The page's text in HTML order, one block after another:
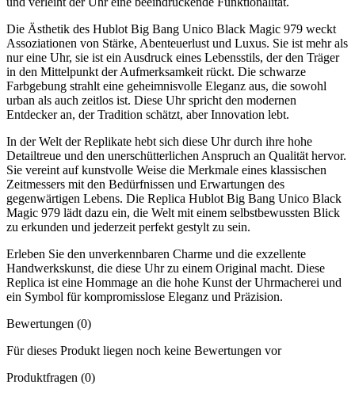
Die Ästhetik des Hublot Big Bang Unico Black Magic 979 weckt
Assoziationen von Stärke, Abenteuerlust und Luxus. Sie ist mehr als
nur eine Uhr, sie ist ein Ausdruck eines Lebensstils, der den Träger
in den Mittelpunkt der Aufmerksamkeit rückt. Die schwarze
Farbgebung strahlt eine geheimnisvolle Eleganz aus, die sowohl
urban als auch zeitlos ist. Diese Uhr spricht den modernen
Entdecker an, der Tradition schätzt, aber Innovation lebt.
In der Welt der Replikate hebt sich diese Uhr durch ihre hohe
Detailtreue und den unerschütterlichen Anspruch an Qualität hervor.
Sie vereint auf kunstvolle Weise die Merkmale eines klassischen
Zeitmessers mit den Bedürfnissen und Erwartungen des
gegenwärtigen Lebens. Die Replica Hublot Big Bang Unico Black
Magic 979 lädt dazu ein, die Welt mit einem selbstbewussten Blick
zu erkunden und jederzeit perfekt gestylt zu sein.
Erleben Sie den unverkennbaren Charme und die exzellente
Handwerkskunst, die diese Uhr zu einem Original macht. Diese
Replica ist eine Hommage an die hohe Kunst der Uhrmacherei und
ein Symbol für kompromisslose Eleganz und Präzision.
Bewertungen (0)
Für dieses Produkt liegen noch keine Bewertungen vor
Produktfragen (0)